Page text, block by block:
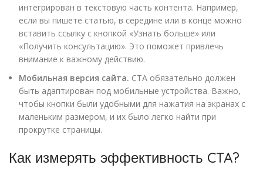
интегрирован в текстовую часть контента. Например,
если вы пишете статью, в середине или в конце можно
вставить ссылку с кнопкой «Узнать больше» или
«Получить консультацию». Это поможет привлечь
внимание к важному действию.
Мобильная версия сайта. CTA обязательно должен
быть адаптирован под мобильные устройства. Важно,
чтобы кнопки были удобными для нажатия на экранах с
маленьким размером, и их было легко найти при
прокрутке страницы.
Как измерять эффективность CTA?